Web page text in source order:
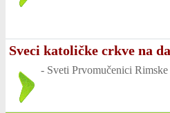
Sveci katoličke crkve na
- Sveti Prvomučenici